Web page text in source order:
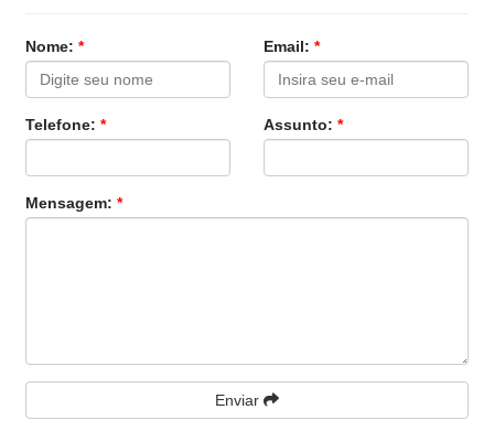
Nome:* Email: *
Telefone:* Assunto: *
Mensagem:*
Enviar